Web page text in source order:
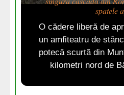
spatele
O cădere liberă de
un amfiteatru de
potecă scurtă din
kilometri nord de